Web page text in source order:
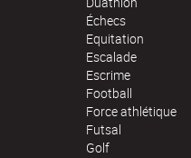
Échecs
Equitation
Escalade
Escrime
Football
Force athlétique
Futsal
Golf